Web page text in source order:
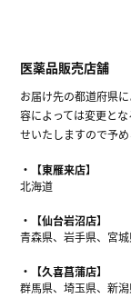
医薬品販売店舗
お届け先の都道府県
容によっては変更と
せいたしますので予め
【東雁来店】
北海道
【仙台岩沼店】
青森県、岩手県、宮
【久喜菖蒲店】
群馬県、埼玉県、新